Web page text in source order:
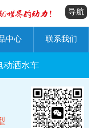
导航
中心 联系我们
动洒水车